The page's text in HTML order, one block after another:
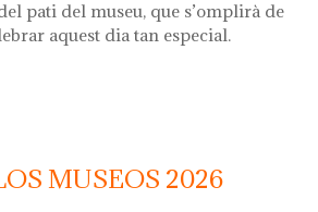
pati del museu, que s’omplirà de
aquest dia tan especial.
diada de la flor
MUSEOS 2026